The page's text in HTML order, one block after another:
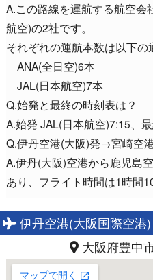
A.この路線を運航する航空会
航空)の2社です。
それぞれの運航本数は以下の
ANA(全日空)6本
JAL(日本航空)7本
Q.始発と最終の時刻表は？
A.始発 JAL(日本航空)7:15、
Q.伊丹空港(大阪)発→宮崎空
A.伊丹(大阪)空港から鹿児島
あり、フライト時間は1時間
伊丹空港(大阪国際空港)
大阪府豊中